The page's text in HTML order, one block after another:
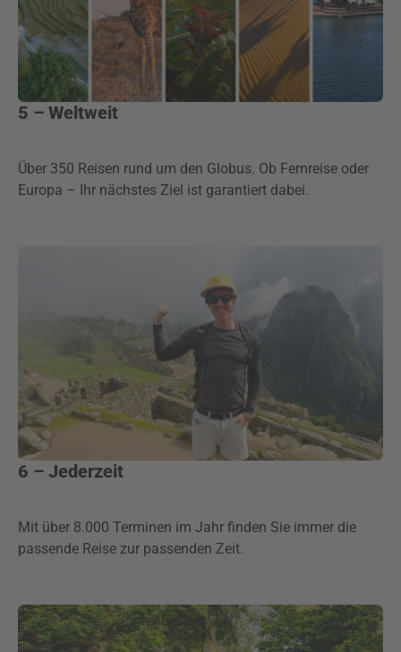
5 – Weltweit
Über 350 Reisen rund um den Globus. Ob Fernreise oder
Europa – Ihr nächstes Ziel ist garantiert dabei.
6 – Jederzeit
Mit über 8.000 Terminen im Jahr finden Sie immer die
passende Reise zur passenden Zeit.